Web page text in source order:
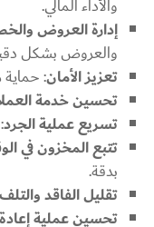
والأداء المالي.
إدارة العروض
والعروض بشكل
تعزيز الأمان:
تحسين خدمة
تسريع عملية الجرد
تتبع المخزون في
بدقة.
تقليل الفاقد والتلف
تحسين عملية